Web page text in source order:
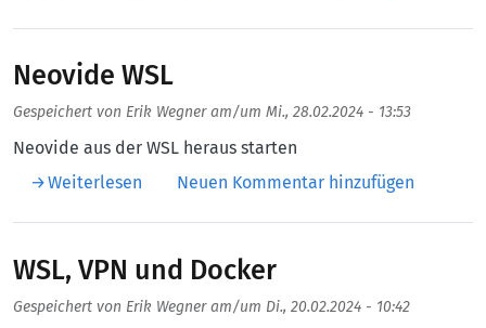
Neovide WSL
Gespeichert von Erik Wegneram/um Mi., 28.02.2024 - 13:53
Neovide aus der WSL heraus starten
Weiterlesen über Neovide WSL
Neuen Kommentar hinzufügen
WSL, VPN und Docker
Gespeichert von Erik Wegneram/um Di., 20.02.2024 - 10:42